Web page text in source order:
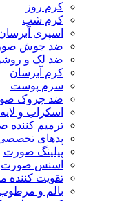
کرم روز
کرم شب
اسپری
ضد جوش
ضد لک و
کرم آبرسان
سرم پوست
ضد چروک
اسکراب و
ترمیم کننده
پدهای
پیلینگ صورت
اسنس صورت
تقویت کننده
بالم و